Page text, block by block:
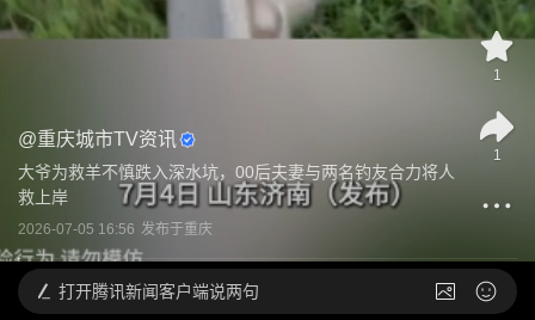
@重庆城市TV资讯
大爷为救羊不慎跌入深水坑，00后夫妻与两名钓友合力将人
救上岸
2026-07-05 16:56 发布于重庆
1
1
打开腾讯新闻客户端说两句